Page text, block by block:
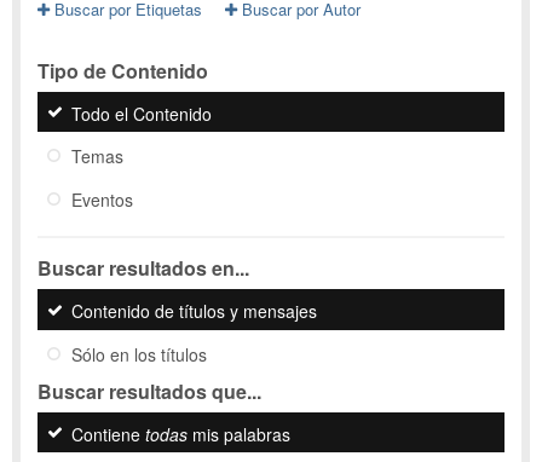
Buscar por Etiquetas Buscar por Autor
Tipo de Contenido
Todo el Contenido
Temas
Eventos
Buscar resultados en...
Contenido de títulos y mensajes
Sólo en los títulos
Buscar resultados que...
Contiene todas mis palabras